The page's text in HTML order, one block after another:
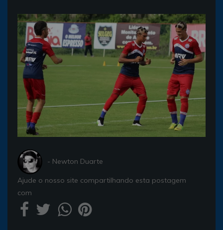
- Newton Duarte
Ajude o nosso site compartilhando esta postagem
com